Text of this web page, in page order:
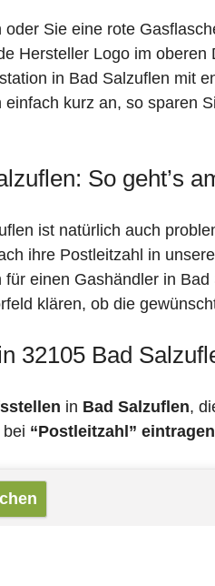
Sie eine rote
Hersteller Logo im
in Bad Salzuflen mit
kurz an, so sparen
So geht’s
ist natürlich auch
ihre Postleitzahl in
einen Gashändler in
klären, ob die
32105 Bad
in Bad Salzuflen,
“Postleitzahl” eintragen